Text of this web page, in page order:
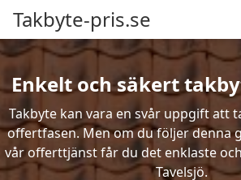
Takbyte-pris.se
Enkelt och säkert
Takbyte kan vara en svår uppgift att
offertfasen. Men om du följer denna
vår offerttjänst får du det enklaste
Tavelsjö.